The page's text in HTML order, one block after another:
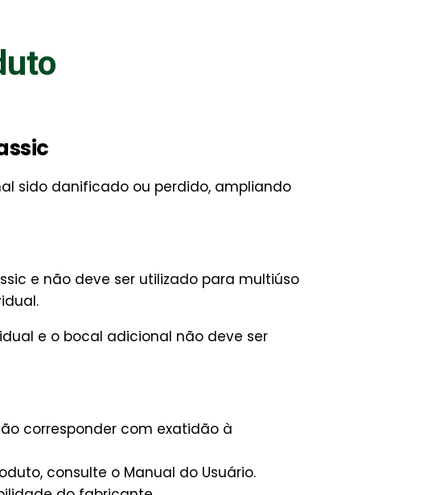
sido danificado ou perdido, ampliando
e não deve ser utilizado para multiúso
e o bocal adicional não deve ser
corresponder com exatidão à
consulte o Manual do Usuário.